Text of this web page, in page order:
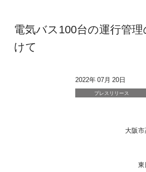
電気バス100台の運行管
けて
2022年 07月 20日
プレスリリース
大阪